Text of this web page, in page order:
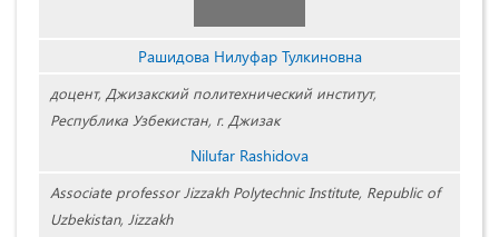
Рашидова Нилуфар Тулкиновна
доцент, Джизакский политехнический институт,
Республика Узбекистан, г. Джизак
Nilufar Rashidova
Associate professor Jizzakh Polytechnic Institute, Republic of
Uzbekistan, Jizzakh